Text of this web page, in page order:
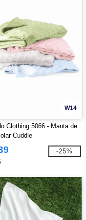
W14
Clothing 5066 - Manta de
Cuddle
-25%